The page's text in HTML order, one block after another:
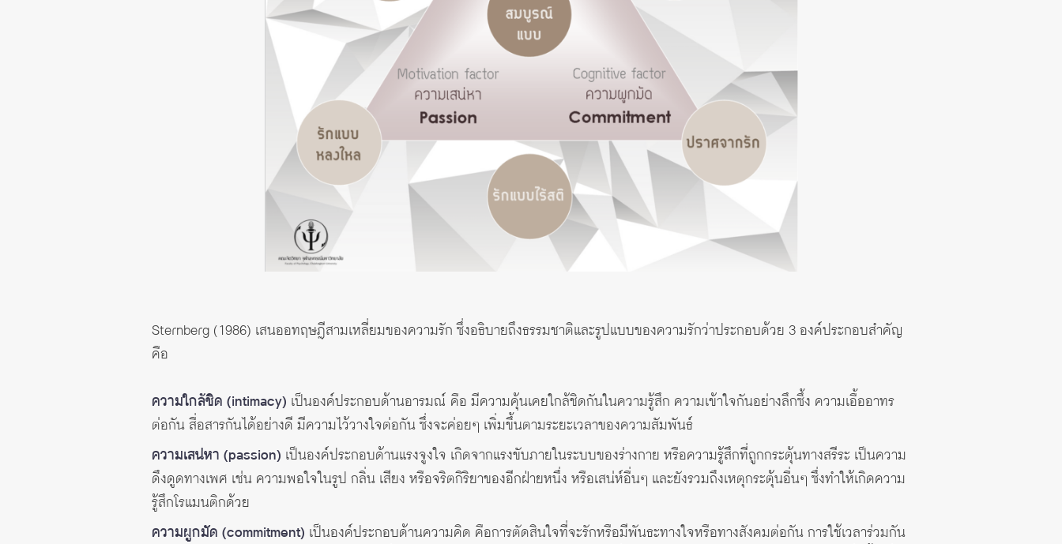
Sternberg (1986) เสนออทฤษฎีสามเหลี่ยมของความรัก ซึ่งอธิบายถึงธรรมชาติและรูปแบบของความรักว่าประกอบด้วย 3 องค์ประกอบสำคัญ
คือ
ความใกล้ชิด (intimacy) เป็นองค์ประกอบด้านอารมณ์ คือ มีความคุ้นเคยใกล้ชิดกันในความรู้สึก ความเข้าใจกันอย่างลึกซึ้ง ความเอื้ออาทร
ต่อกัน สื่อสารกันได้อย่างดี มีความไว้วางใจต่อกัน ซึ่งจะค่อยๆ เพิ่มขึ้นตามระยะเวลาของความสัมพันธ์
ความเสน่หา (passion) เป็นองค์ประกอบด้านแรงจูงใจ เกิดจากแรงขับภายในระบบของร่างกาย หรือความรู้สึกที่ถูกกระตุ้นทางสรีระ เป็นความ
ดึงดูดทางเพศ เช่น ความพอใจในรูป กลิ่น เสียง หรือจริตกิริยาของอีกฝ่ายหนึ่ง หรือเสน่ห์อื่นๆ และยังรวมถึงเหตุกระตุ้นอื่นๆ ซึ่งทำให้เกิดความ
รู้สึกโรแมนติกด้วย
ความผูกมัด (commitment) เป็นองค์ประกอบด้านความคิด คือการตัดสินใจที่จะรักหรือมีพันธะทางใจหรือทางสังคมต่อกัน การใช้เวลาร่วมกัน